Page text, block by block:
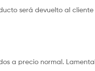
será devuelto al
a precio normal.